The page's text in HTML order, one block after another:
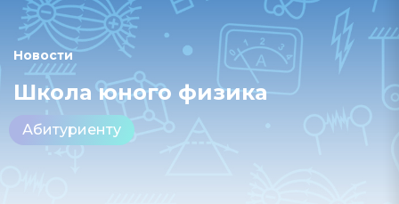
Новости
Школа юного физика
Абитуриенту